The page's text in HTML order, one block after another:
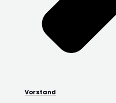
Vorstand